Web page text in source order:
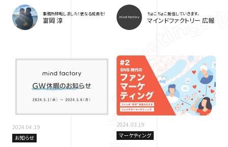
事務所移転しました！更なる成長を！
富岡 淳
ちょこちょこ発信していきます。
マインドファクトリー 広報
2024.04.19
お知らせ
2024.03.19
マーケティング